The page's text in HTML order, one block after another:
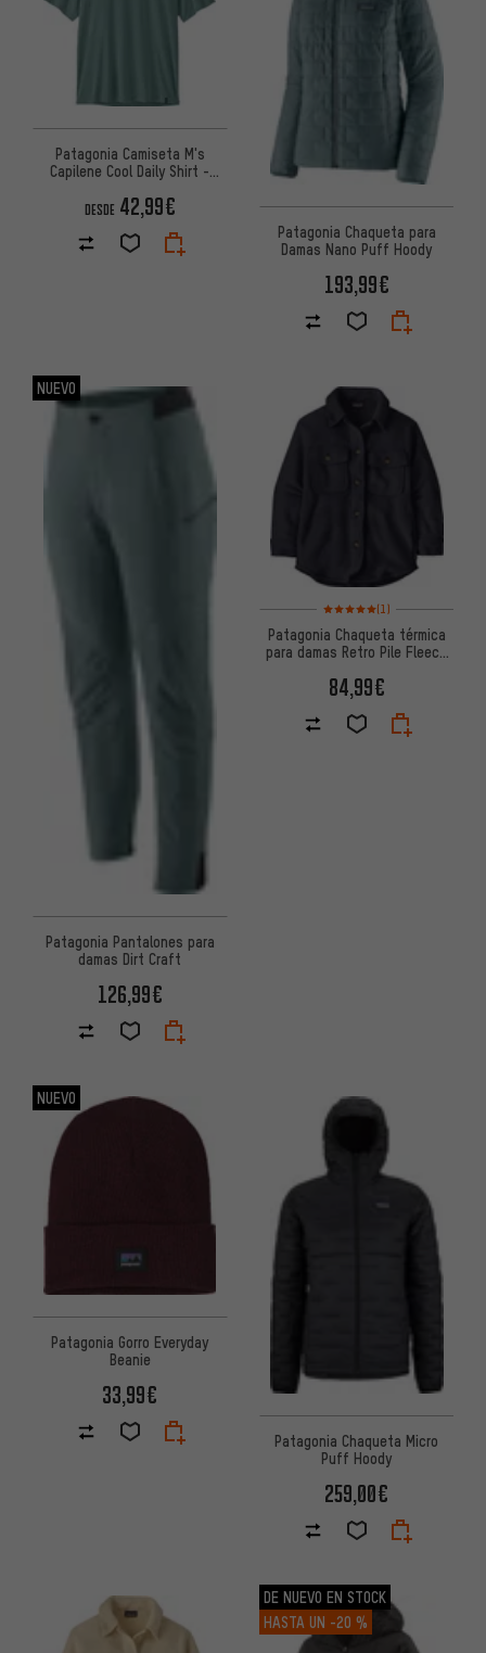
Patagonia Camiseta M's
Capilene Cool Daily Shirt -
DESDE 42,99€
Patagonia Chaqueta para
Damas Nano Puff Hoody
193,99€
NUEVO
Patagonia Pantalones para
damas Dirt Craft
126,99€
Valoración media: 5 de 5
(1)
Patagonia Chaqueta térmica
para damas Retro Pile Fleece
84,99€
NUEVO
Patagonia Gorro Everyday
Beanie
33,99€
Patagonia Chaqueta Micro
Puff Hoody
259,00€
DE NUEVO EN STOCK
HASTA UN -20 %